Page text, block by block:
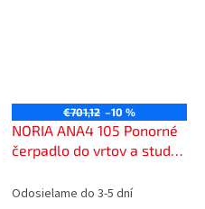
€701,12 –10 %
NORIA ANA4 105 Ponorné
čerpadlo do vrtov a studní,
káblom, 401360
Odosielame do 3-5 dní